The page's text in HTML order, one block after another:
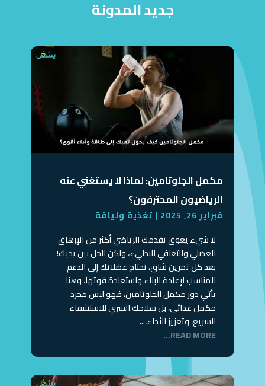
جديد المدونة
مكمل الجلوتامين: لماذا لا يستغني عنه
الرياضيون المحترفون؟
فبراير 26, 2025 | تغذية ولياقة
لا شيء يعوق تقدمك الرياضي أكثر من الإرهاق
العضلي والتعافي البطيء، ولكن الحل بين يديك!
بعد كل تمرين شاق، تحتاج عضلاتك إلى الدعم
المناسب لإعادة البناء واستعادة قوتها، وهنا
يأتي دور مكمل الجلوتامين، فهو ليس مجرد
مكمل غذائي، بل سلاحك السري للاستشفاء
السريع، وتعزيز الأداء،...
READ MORE...